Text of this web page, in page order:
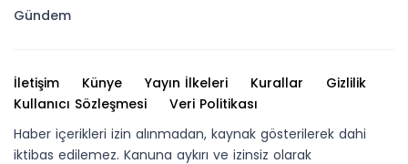
VATANDAŞLARA YİNE KAZANDIRDI
Melikgazi Belediyesi, Yıldırım Beyazıt,